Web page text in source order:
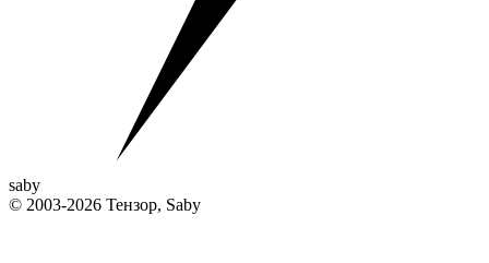
saby
© 2003-2026 Тензор, Saby